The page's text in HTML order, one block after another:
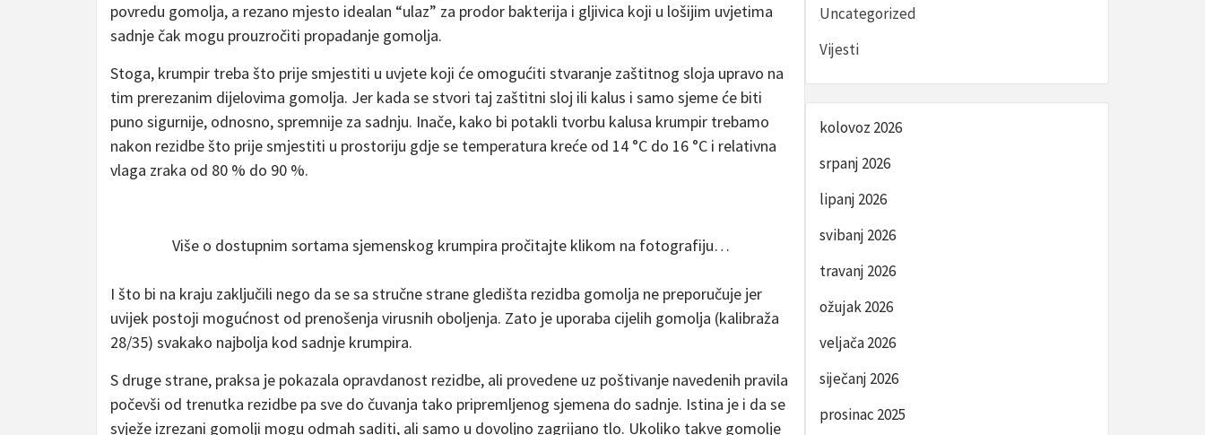
povredu gomolja, a rezano mjesto idealan “ulaz” za prodor bakterija i gljivica koji u lošijim uvjetima
sadnje čak mogu prouzročiti propadanje gomolja.
Stoga, krumpir treba što prije smjestiti u uvjete koji će omogućiti stvaranje zaštitnog sloja upravo na
tim prerezanim dijelovima gomolja. Jer kada se stvori taj zaštitni sloj ili kalus i samo sjeme će biti
puno sigurnije, odnosno, spremnije za sadnju. Inače, kako bi potakli tvorbu kalusa krumpir trebamo
nakon rezidbe što prije smjestiti u prostoriju gdje se temperatura kreće od 14 °C do 16 °C i relativna
vlaga zraka od 80 % do 90 %.
Više o dostupnim sortama sjemenskog krumpira pročitajte klikom na fotografiju…
I što bi na kraju zaključili nego da se sa stručne strane gledišta rezidba gomolja ne preporučuje jer
uvijek postoji mogućnost od prenošenja virusnih oboljenja. Zato je uporaba cijelih gomolja (kalibraža
28/35) svakako najbolja kod sadnje krumpira.
S druge strane, praksa je pokazala opravdanost rezidbe, ali provedene uz poštivanje navedenih pravila
počevši od trenutka rezidbe pa sve do čuvanja tako pripremljenog sjemena do sadnje. Istina je i da se
svježe izrezani gomolji mogu odmah saditi, ali samo u dovoljno zagrijano tlo. Ukoliko takve gomolje
Uncategorized
Vijesti
kolovoz 2026
srpanj 2026
lipanj 2026
svibanj 2026
travanj 2026
ožujak 2026
veljača 2026
siječanj 2026
prosinac 2025